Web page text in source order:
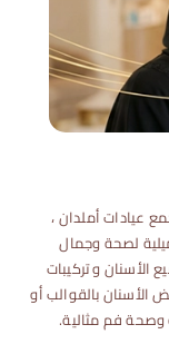
عيادات أملدان ،
لصحة وجمال
الأسنان و تركيبات
الأسنان بالقوالب أو
وصحة فم مثالية.